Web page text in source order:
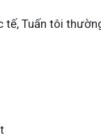
tế, Tuấn tôi